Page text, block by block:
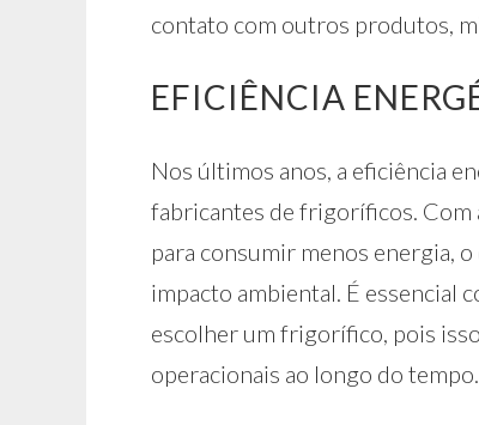
contato com outros produtos,
EFICIÊNCIA
Nos últimos anos, a eficiência
fabricantes de frigoríficos. Com
para consumir menos energia,
impacto ambiental. É essencial
escolher um frigorífico, pois
operacionais ao longo do tempo.